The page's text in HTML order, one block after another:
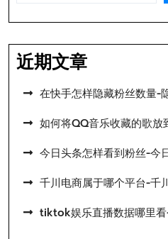
近期文章
在快手怎样隐藏粉丝数量-
如何将QQ音乐收藏的歌
今日头条怎样看到粉丝-今
千川电商属于哪个平台-千
tiktok娱乐直播数据哪里